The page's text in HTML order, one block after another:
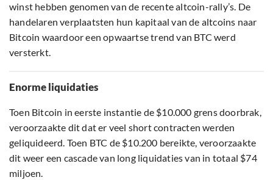
winst hebben genomen van de recente altcoin-rally’s. De
handelaren verplaatsten hun kapitaal van de altcoins naar
Bitcoin waardoor een opwaartse trend van BTC werd
versterkt.
Enorme liquidaties
Toen Bitcoin in eerste instantie de $10.000 grens doorbrak,
veroorzaakte dit dat er veel short contracten werden
geliquideerd. Toen BTC de $10.200 bereikte, veroorzaakte
dit weer een cascade van long liquidaties van in totaal $74
miljoen.